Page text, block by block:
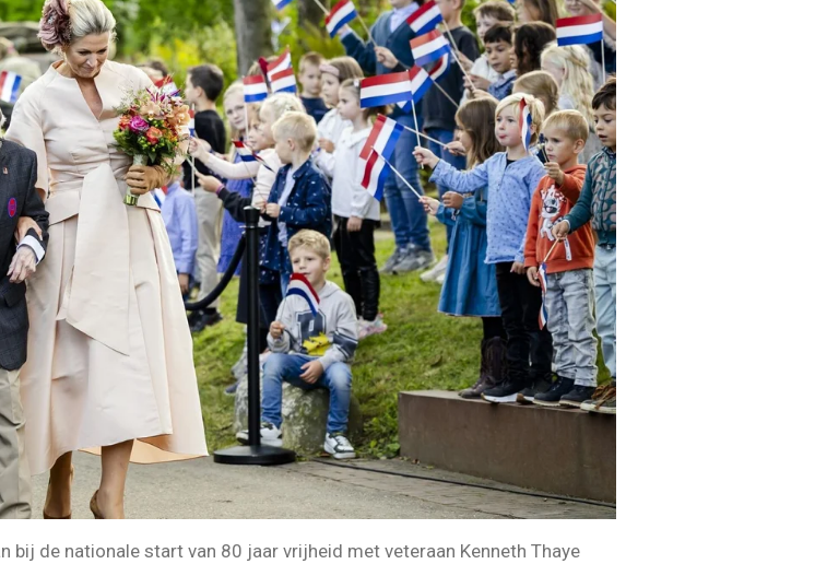
bij de nationale start van 80 jaar vrijheid met veteraan Kenneth Thaye